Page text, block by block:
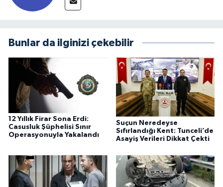
Bunlar da ilginizi çekebilir
12 Yıllık Firar Sona Erdi:
Casusluk Şüphelisi Sınır
Operasyonuyla Yakalandı
Suçun Neredeyse
Sıfırlandığı Kent: Tunceli’de
Asayiş Verileri Dikkat Çekti